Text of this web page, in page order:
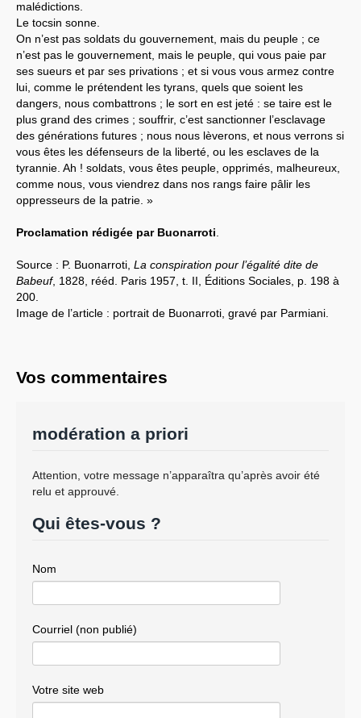
malédictions.
Le tocsin sonne.
On n’est pas soldats du gouvernement, mais du peuple ; ce
n’est pas le gouvernement, mais le peuple, qui vous paie par
ses sueurs et par ses privations ; et si vous vous armez contre
lui, comme le prétendent les tyrans, quels que soient les
dangers, nous combattrons ; le sort en est jeté : se taire est le
plus grand des crimes ; souffrir, c’est sanctionner l’esclavage
des générations futures ; nous nous lèverons, et nous verrons si
vous êtes les défenseurs de la liberté, ou les esclaves de la
tyrannie. Ah ! soldats, vous êtes peuple, opprimés, malheureux,
comme nous, vous viendrez dans nos rangs faire pâlir les
oppresseurs de la patrie. »
Proclamation rédigée par Buonarroti
Source : P. Buonarroti, La conspiration pour l’égalité dite de
Babeuf, 1828, rééd. Paris 1957, t. II, Éditions Sociales, p. 198 à
200.
Image de l’article : portrait de Buonarroti, gravé par Parmiani.
Vos commentaires
modération a priori
Attention, votre message n’apparaîtra qu’après avoir été
relu et approuvé.
Qui êtes-vous ?
Nom
Courriel (non publié)
Votre site web